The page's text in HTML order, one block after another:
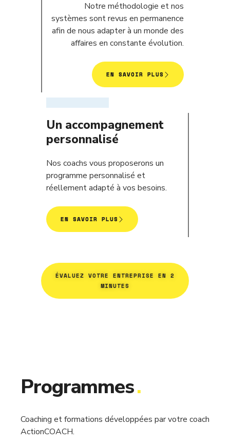
Notre méthodologie et nos
systèmes sont revus en permanence
afin de nous adapter à un monde des
affaires en constante évolution.
EN SAVOIR PLUS
Un accompagnement
personnalisé
Nos coachs vous proposerons un
programme personnalisé et
réellement adapté à vos besoins.
EN SAVOIR PLUS
ÉVALUEZ VOTRE ENTREPRISE EN 2
MINUTES
Programmes.
Coaching et formations développées par votre coach
ActionCOACH.